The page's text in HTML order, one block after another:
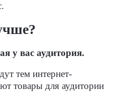
у вас аудитория.
тем интернет-
товары для аудитории